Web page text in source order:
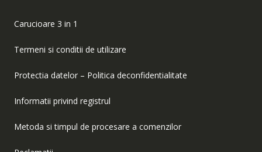
Carucioare 3 in 1
Termeni si conditii de utilizare
Protectia datelor – Politica deconfidentialitate
Informatii privind registrul
Metoda si timpul de procesare a comenzilor